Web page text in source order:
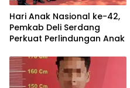
Hari Anak Nasional ke-42,
Pemkab Deli Serdang
Perkuat Perlindungan Anak